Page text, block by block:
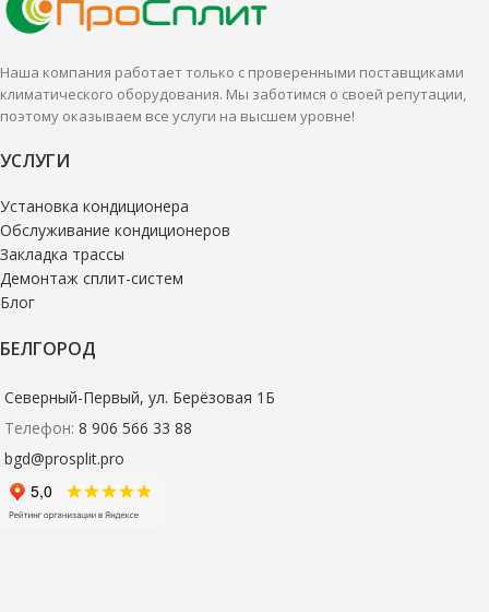
отменным качеством и
надежностью.
отменным качеством и
Наша компания работает только с проверенными поставщиками
климатического оборудования. Мы заботимся о своей репутации,
поэтому оказываем все услуги на высшем уровне!
УСЛУГИ
Установка кондиционера
Обслуживание кондиционеров
Закладка трассы
Демонтаж сплит-систем
Блог
БЕЛГОРОД
Северный-Первый, ул. Берёзовая 1Б
Телефон: 8 906 566 33 88
bgd@prosplit.pro